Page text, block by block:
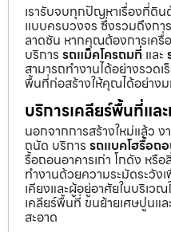
เรารับจบทุกปัญหาเรื่องที่ดิน
แบบครบวงจร ซึ่งรวมถึงก
ลาดชัน หากคุณต้องการเครื่
บริการ รถแม็คโครถมที่ และ
สามารถทำงานได้อย่างรวดเ
พื้นที่ก่อสร้างให้คุณได้อย่างม
บริการเคลียร์พื้นที่แล
นอกจากการสร้างใหม่แล้ว ง
ถนัด บริการ รถแบคโฮรื้อถ
รื้อถอนอาคารเก่า โกดัง หรือ
ทำงานด้วยความระมัดระวัง
เคียงและผู้อยู่อาศัยในบริเว
เคลียร์พื้นที่ ขนย้ายเศษปูนแ
สะอาด